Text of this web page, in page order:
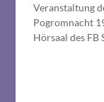
Veranstaltung
Pogromnacht
Hörsaal des